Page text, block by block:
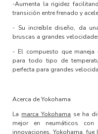
-Aumenta la rigidez
transición entre frenado y
- Su increíble diseño, da
bruscas a grandes
- El compuesto que maneja
para todo tipo de
perfecta para grandes
Acerca de Yokohama
La marca Yokohama se ha
mejor en neumáticos con
innovaciones. Yokohama,